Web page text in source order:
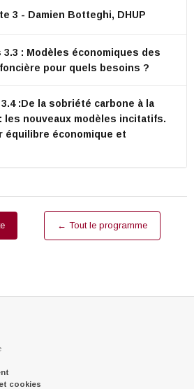
3 - Damien Botteghi, DHUP
3.3 : Modèles économiques des
pour quels besoins ?
:De la sobriété carbone à la
les nouveaux modèles incitatifs.
équilibre économique et
← Tout le programme
cookies